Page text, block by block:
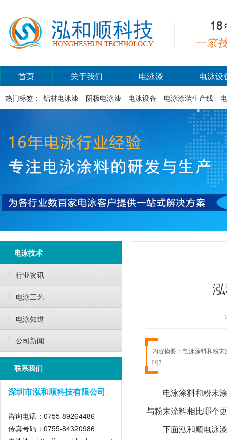
首页 关于我们 电泳漆 电泳设
热门标签： 铝材电泳漆 阴极电泳漆 电泳设备 电泳涂装生产线
电泳技术
行业资讯
电泳工艺
电泳知道
公司新闻
联系我们
深圳市泓和顺科技有限公司
咨询电话：0755-89264486
传真号码：0755-84320986
内容摘要： 电泳涂料和粉
吗?
电泳涂料和粉末
与粉末涂料相比哪个
下面泓和顺电泳